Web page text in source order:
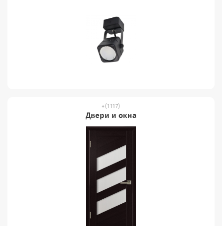
(1117)
Двери и окна